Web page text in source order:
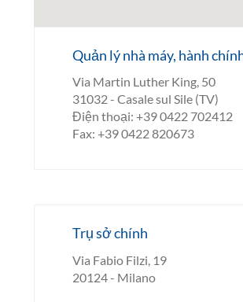
Quản lý nhà máy, hành
Via Martin Luther King, 50
31032 - Casale sul Sile (TV)
Điện thoại: +39 0422 702412
Fax: +39 0422 820673
Trụ sở chính
Via Fabio Filzi, 19
20124 - Milano